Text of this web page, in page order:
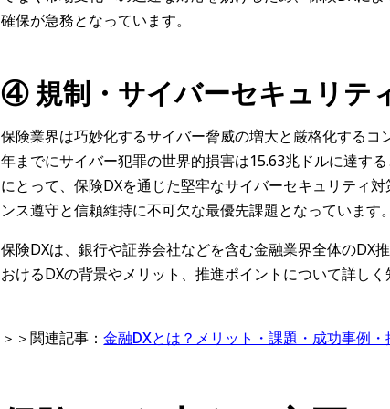
確保が急務となっています。
④規制・サイバーセキュリテ
保険業界は巧妙化するサイバー脅威の増大と厳格化する
年までにサイバー犯罪の世界的損害は15.63兆ドルに達す
にとって、保険DXを通じた堅牢なサイバーセキュリティ
ンス遵守と信頼維持に不可欠な最優先課題となっています
保険DXは、銀行や証券会社などを含む金融業界全体のDX
おけるDXの背景やメリット、推進ポイントについて詳し
＞＞関連記事：金融DXとは？メリット・課題・成功事例